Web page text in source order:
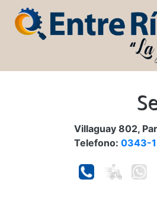
Villaguay 802,
Telefono: 0343-